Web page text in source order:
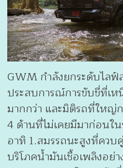
GWM กำลังยกระดับไลฟ์
ประสบการณ์การขับขี่ที่เห
มากกว่า และมิติรถที่ใหญ่
4 ด้านที่ไม่เคยมีมาก่อนใน
อาทิ 1.สมรรถนะสูงที่ควบ
บริโภคน้ำมันเชื้อเพลิงอย่